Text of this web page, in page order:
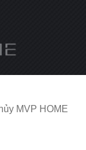
MVP HOME